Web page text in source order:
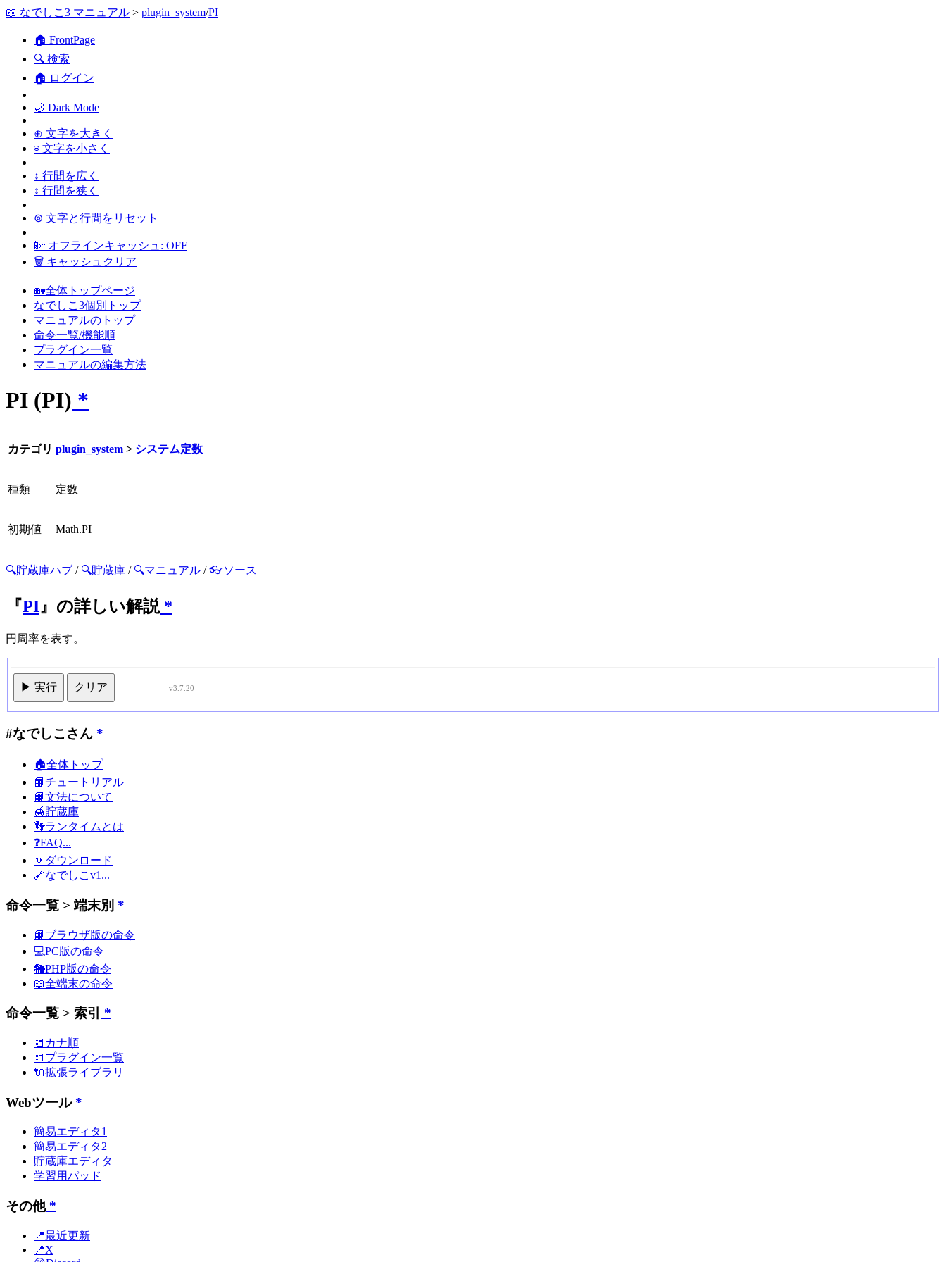
📖 なでしこ3 マニュアル > plugin_system/PI
🏠 FrontPage
🔍 検索
🏠 ログイン
🌙 Dark Mode
⊕ 文字を大きく
⊖ 文字を小さく
↕ 行間を広く
↕ 行間を狭く
⊚ 文字と行間をリセット
📴 オフラインキャッシュ: OFF
🗑 キャッシュクリア
🏡全体トップページ
なでしこ3個別トップ
マニュアルのトップ
命令一覧/機能順
プラグイン一覧
マニュアルの編集方法
PI (PI) *
カテゴリ plugin_system > システム定数
種類 定数
初期値 Math.PI
🔍貯蔵庫ハブ / 🔍貯蔵庫 / 🔍マニュアル /👓ソース
『PI』の詳しい解説*
円周率を表す。
▶ 実行 クリア v3.7.20
#なでしこさん *
🏠全体トップ
📙チュートリアル
📙文法について
🍯貯蔵庫
👣ランタイムとは
❓FAQ...
🔽ダウンロード
🔗なでしこv1...
命令一覧 > 端末別 *
📙ブラウザ版の命令
💻PC版の命令
🐘PHP版の命令
📖全端末の命令
命令一覧 > 索引 *
📒カナ順
📒プラグイン一覧
🔌拡張ライブラリ
Webツール*
簡易エディタ1
簡易エディタ2
貯蔵庫エディタ
学習用パッド
その他*
📍最近更新
📍X